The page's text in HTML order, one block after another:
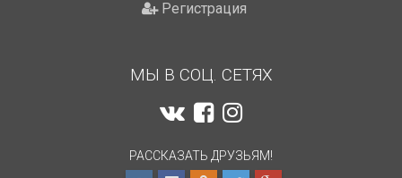
Регистрация
МЫ В СОЦ. СЕТЯХ
РАССКАЗАТЬ ДРУЗЬЯМ!